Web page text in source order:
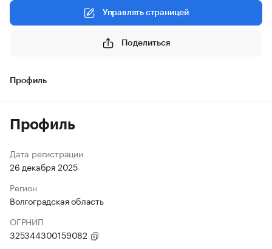
Управлять страницей
Поделиться
Профиль
Профиль
Дата регистрации
26 декабря 2025
Регион
Волгоградская область
ОГРНИП
325344300159082